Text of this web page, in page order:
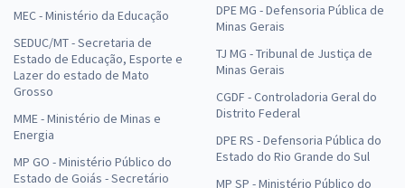
MEC - Ministério da Educação
SEDUC/MT - Secretaria de
Estado de Educação, Esporte e
Lazer do estado de Mato
Grosso
MME - Ministério de Minas e
Energia
MP GO - Ministério Público do
Estado de Goiás - Secretário
DPE MG - Defensoria Pública de
Minas Gerais
TJ MG - Tribunal de Justiça de
Minas Gerais
CGDF - Controladoria Geral do
Distrito Federal
DPE RS - Defensoria Pública do
Estado do Rio Grande do Sul
MP SP - Ministério Público do